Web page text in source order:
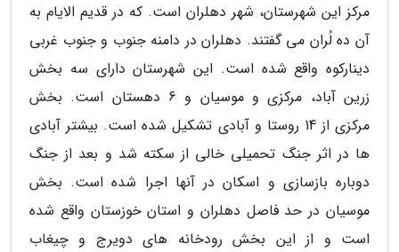
مرکز این شهرستان، شهر دهلران است. که در قدیم الایام به
آن ده لُران می گفتند. دهلران در دامنه جنوب و جنوب غربی
دینارکوه واقع شده است. این شهرستان دارای سه بخش
زرین آباد، مرکزی و موسیان و 6 دهستان است. بخش
مرکزی از 14 روستا و آبادی تشکیل شده است. بیشتر آبادی
ها در اثر جنگ تحمیلی خالی از سکته شد و بعد از جنگ
دوباره بازسازی و اسکان در آنها اجرا شده است. بخش
موسیان در حد فاصل دهلران و استان خوزستان واقع شده
است و از این بخش رودخانه های دویرج و چیغاب